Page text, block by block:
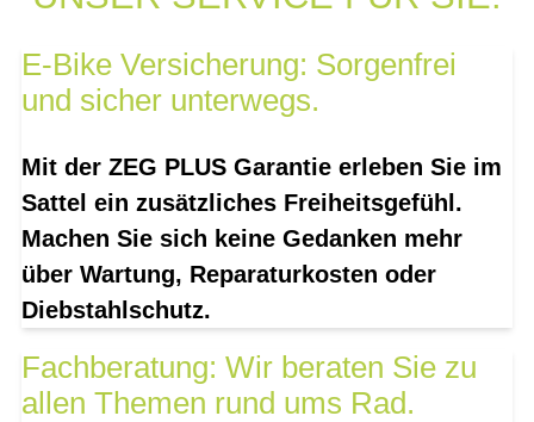
E-Bike Versicherung: Sorgenfrei
und sicher unterwegs.
Mit der ZEG PLUS Garantie erleben Sie im
Sattel ein zusätzliches Freiheitsgefühl.
Machen Sie sich keine Gedanken mehr
über Wartung, Reparaturkosten oder
Diebstahlschutz.
Fachberatung: Wir beraten Sie zu
allen Themen rund ums Rad.